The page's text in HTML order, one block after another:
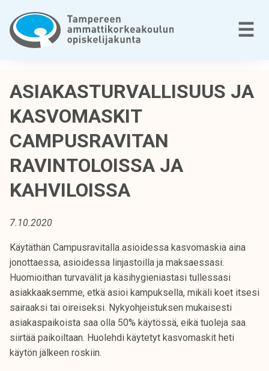
sisältöön
m
p
r
e
e
n
m
a
t
t
i
k
o
r
k
☰
ASIAKASTURVALLISUUS JA
KASVOMASKIT
CAMPUSRAVITAN
RAVINTOLOISSA JA
KAHVILOISSA
7.10.2020
Käytäthän Campusravitalla asioidessa kasvomaskia aina
jonottaessa, asioidessa linjastoilla ja maksaessasi.
Huomioithan turvavälit ja käsihygieniastasi tullessasi
asiakkaaksemme, etkä asioi kampuksella, mikäli koet itsesi
sairaaksi tai oireiseksi. Nykyohjeistuksen mukaisesti
asiakaspaikoista saa olla 50% käytössä, eikä tuoleja saa
siirtää paikoiltaan. Huolehdi käytetyt kasvomaskit heti
käytön jälkeen roskiin.